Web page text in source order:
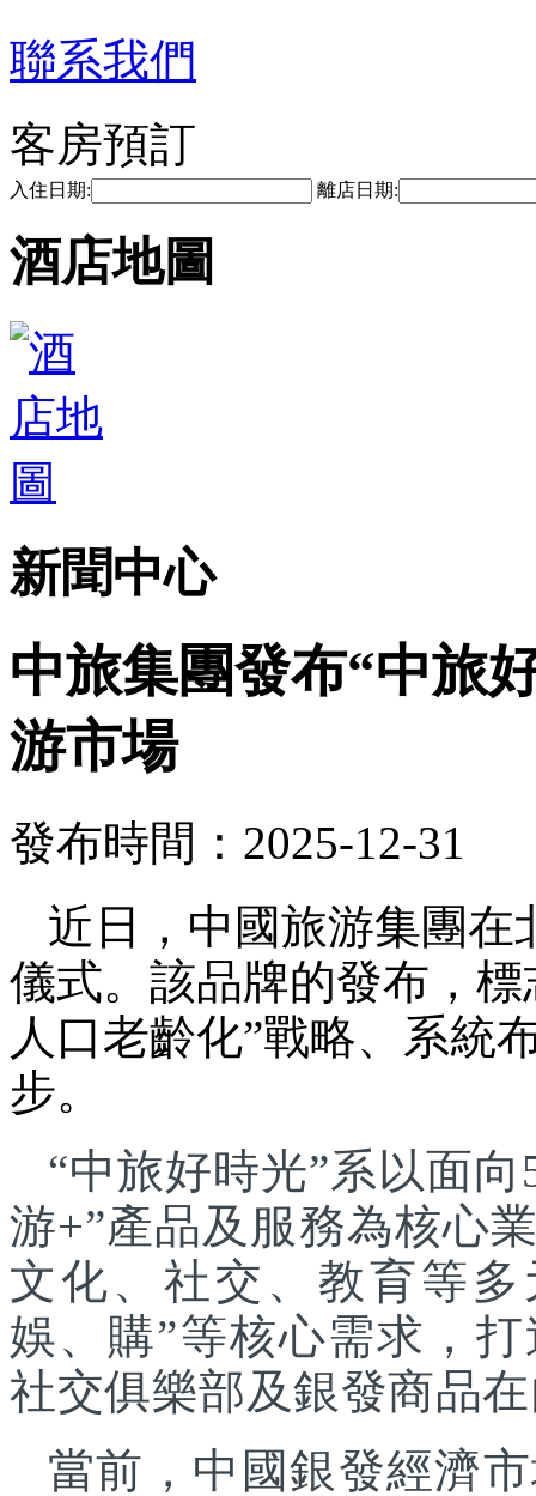
聯系我們
客房預訂
入住日期: 離店日期:
酒店地圖
新聞中心
中旅集團發布“中旅
游市場
發布時間：2025-12-31
近日，中國旅游集團在
儀式。該品牌的發布，
人口老齡化”戰略、系統
步。
“中旅好時光”系以面
游+”產品及服務為核心
文化、社交、教育等
娛、購”等核心需求，
社交俱樂部及銀發商品
當前，中國銀發經濟